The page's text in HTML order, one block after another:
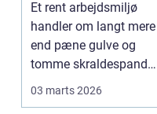
bundlinjen
Et rent arbejdsmiljø
handler om langt mere
end pæne gulve og
tomme skraldespande.
Reng&...
03 marts 2026